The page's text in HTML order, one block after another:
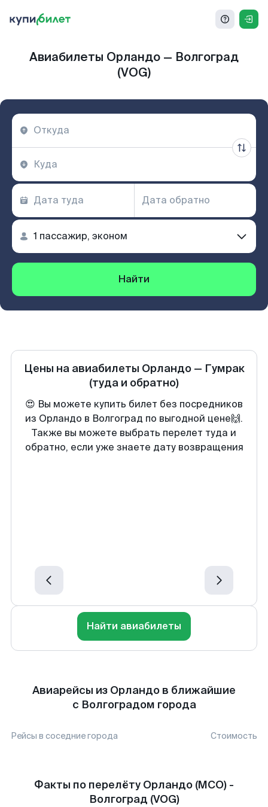
Авиабилеты Орландо — Волгоград
(VOG)
Найти
Цены на авиабилеты Орландо— Гумрак
(туда и обратно)
😍 Вы можете купить билет без посредников
из Орландо в Волгоград по выгодной цене🙌.
Также вы можете выбрать перелет туда и
обратно, если уже знаете дату возвращения
Найти авиабилеты
Авиарейсы из Орландо в ближайшие
с Волгоградом города
Рейсы в соседние города Стоимость
Факты по перелёту Орландо (MCO) -
Волгоград (VOG)